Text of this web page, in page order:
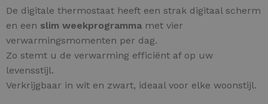
De digitale thermostaat heeft een strak digitaal scherm
en een slim weekprogramma met vier
verwarmingsmomenten per dag.
Zo stemt u de verwarming efficiënt af op uw
levensstijl.
Verkrijgbaar in wit en zwart, ideaal voor elke woonstijl.